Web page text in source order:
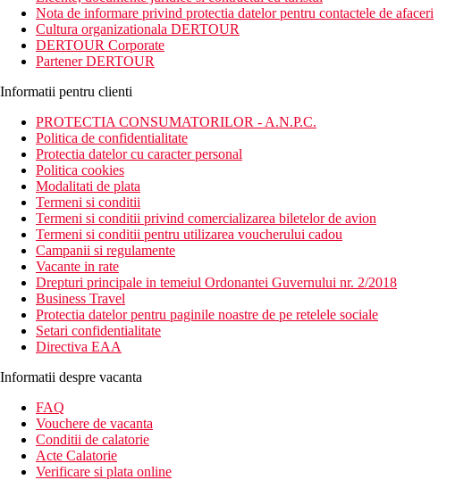
Distanta
450 m distanta de Plaja Akti Kanari
12 km distanta de Aeroportul International Rodos
850 m distanta de Acvariul din Rhodos
Descrierea camerei
Camera standard superioara:
balcon/terasa
aer conditionat/SAT TV
seif (gratuit)
baie (toaleta, cada/dus, uscator de par)
Internet Wi-Fi (gratuit)
telefon
mini-frigider
Camere cu vedere la piscina la un cost suplimentar
Descrierea hotelului
Hotelul dispune de:
receptie deschisa non stop
camera de bagaje
Wifi
babysitting (contra cost)
servicii de curatatorie (contra cost)
sala de fitness
lift
transfer de la si/sau la aeroport (contra cost)
Nota de informare privind protectia datelor pentru contactele de afaceri
Cultura organizationala DERTOUR
DERTOUR Corporate
Partener DERTOUR
Informatii pentru clienti
PROTECTIA CONSUMATORILOR - A.N.P.C.
Politica de confidentialitate
Protectia datelor cu caracter personal
Politica cookies
Modalitati de plata
Termeni si conditii
Termeni si conditii privind comercializarea biletelor de avion
Termeni si conditii pentru utilizarea voucherului cadou
Campanii si regulamente
Vacante in rate
Drepturi principale in temeiul Ordonantei Guvernului nr. 2/2018
Business Travel
Protectia datelor pentru paginile noastre de pe retelele sociale
Setari confidentialitate
Directiva EAA
Informatii despre vacanta
FAQ
Vouchere de vacanta
Conditii de calatorie
Acte Calatorie
Verificare si plata online